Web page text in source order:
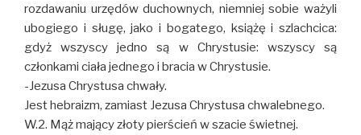
rozdawaniu urzędów duchownych, niemniej sobie ważyli
ubogiego i sługę, jako i bogatego, książę i szlachcica:
gdyż wszyscy jedno są w Chrystusie: wszyscy są
członkami ciała jednego i bracia w Chrystusie.
-Jezusa Chrystusa chwały.
Jest hebraizm, zamiast Jezusa Chrystusa chwalebnego.
W.2. Mąż mający złoty pierścień w szacie świetnej.